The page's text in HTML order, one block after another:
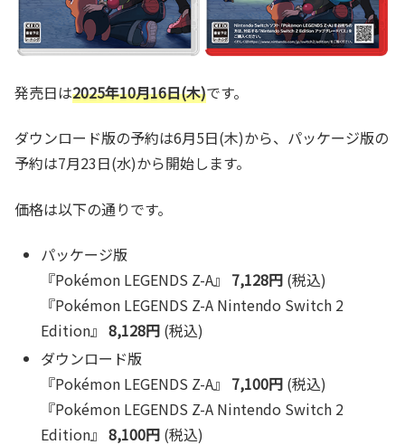
発売日は2025年10月16日(木)です。
ダウンロード版の予約は6月5日(木)から、パッケージ版の
予約は7月23日(水)から開始します。
価格は以下の通りです。
パッケージ版
『Pokémon LEGENDS Z-A』 7,128円 (税込)
『Pokémon LEGENDS Z-A Nintendo Switch 2
Edition』 8,128円 (税込)
ダウンロード版
『Pokémon LEGENDS Z-A』 7,100円 (税込)
『Pokémon LEGENDS Z-A Nintendo Switch 2
Edition』 8,100円 (税込)